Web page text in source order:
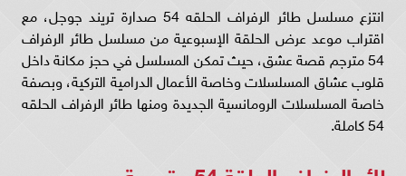
انتزع مسلسل طائر الرفراف الحلقه 54 صدارة تريند جوجل، مع
اقتراب موعد عرض الحلقة الإسبوعية من مسلسل طائر الرفراف
54 مترجم قصة عشق، حيث تمكن المسلسل في حجز مكانة داخل
قلوب عشاق المسلسلات وخاصة الأعمال الدرامية التركية، وبصفة
خاصة المسلسلات الرومانسية الجديدة ومنها طائر الرفراف الحلقه
54 كاملة.